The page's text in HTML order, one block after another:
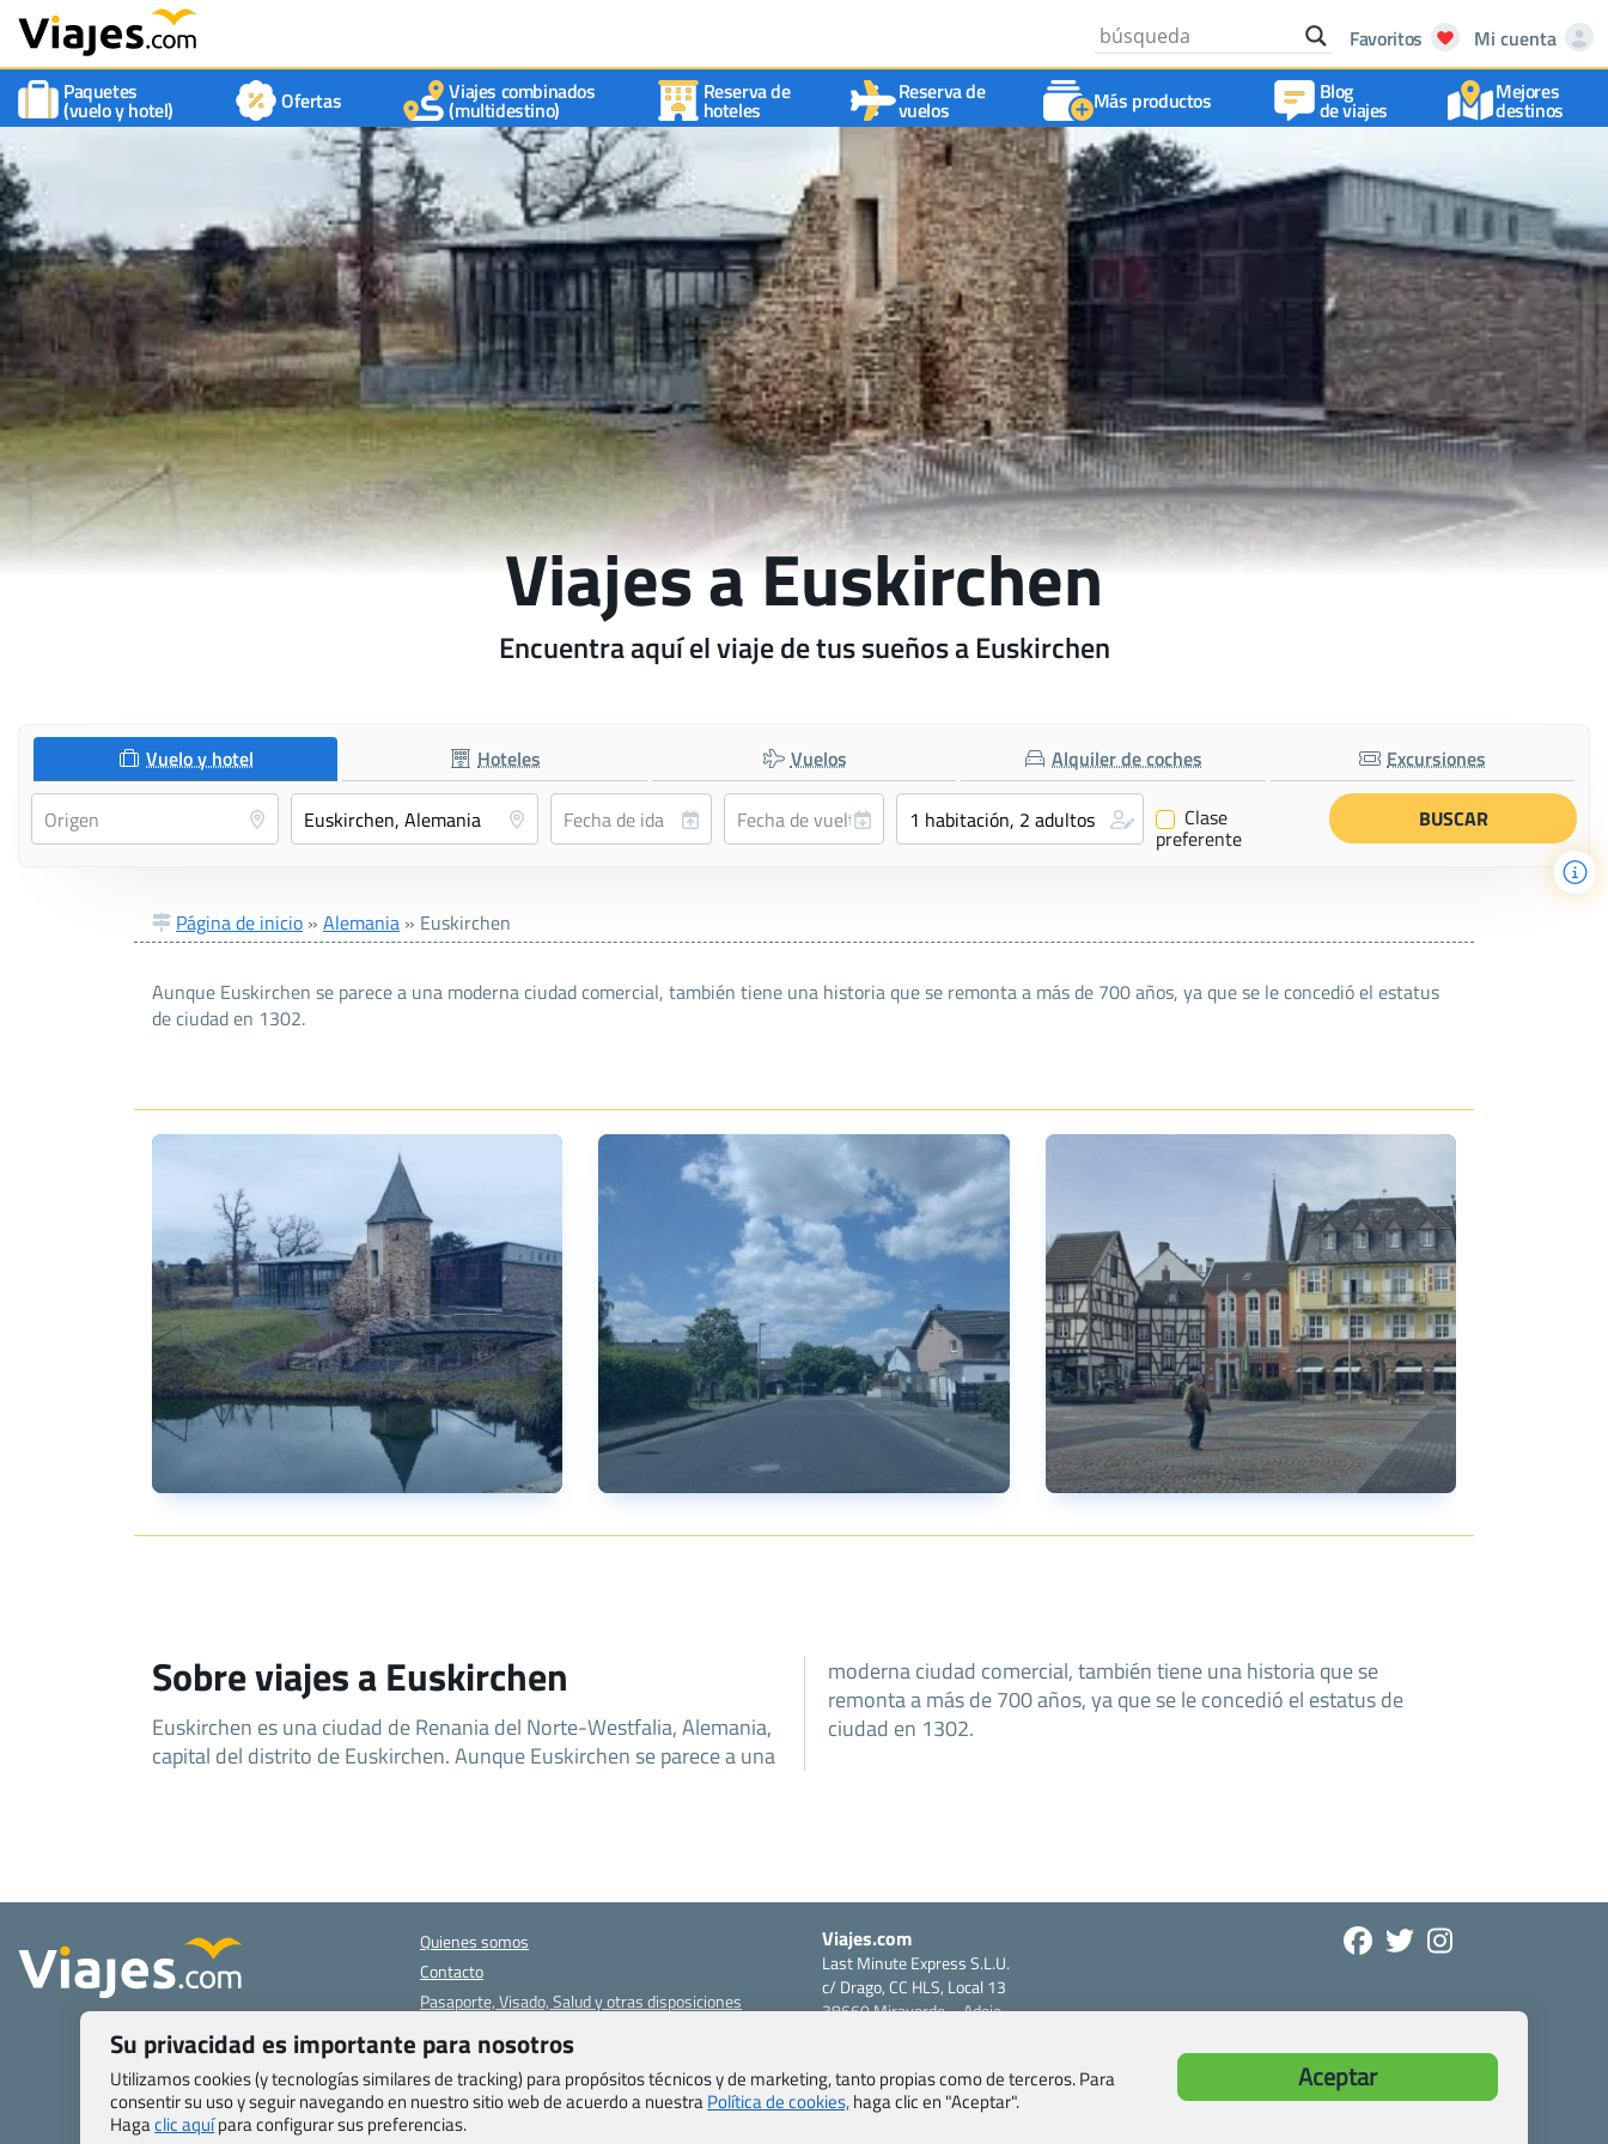
Favoritos
Mi cuenta
Paquetes
(vuelo y hotel) Ofertas Viajes combinados
(multidestino)
Reserva de
hoteles
Reserva de
vuelos Más productos Blog
de viajes
Mejores
destinos
Viajes a Euskirchen
Encuentra aquí el viaje de tus sueños a Euskirchen
Vuelo y hotel Hoteles Vuelos Alquiler de coches Excursiones
✔ Clase
preferente
Página de inicio » Alemania » Euskirchen
Aunque Euskirchen se parece a una moderna ciudad comercial, también tiene una historia que se remonta a más de 700 años, ya que se le concedió el estatus
de ciudad en 1302.
Sobre viajes a Euskirchen
Euskirchen es una ciudad de Renania del Norte-Westfalia, Alemania,
capital del distrito de Euskirchen. Aunque Euskirchen se parece a una
moderna ciudad comercial, también tiene una historia que se
remonta a más de 700 años, ya que se le concedió el estatus de
ciudad en 1302.
Quienes somos
Contacto
Pasaporte, Visado, Salud y otras disposiciones
específicas
Blog de Viajes.com
Registro de agencias
Preguntas frecuentes
Condiciones generales
Viajes.com
Last Minute Express S.L.U.
c/ Drago, CC HLS, Local 13
38660 Miraverde – Adeje
Tfno: +34 922-97-17-27
Su privacidad es importante para nosotros
Utilizamos cookies (y tecnologías similares de tracking) para propósitos técnicos y de marketing, tanto propias como de terceros. Para
consentir su uso y seguir navegando en nuestro sitio web de acuerdo a nuestraPolítica de cookies,haga clic en "Aceptar".
Hagaclic aquípara configurar sus preferencias.
Aceptar